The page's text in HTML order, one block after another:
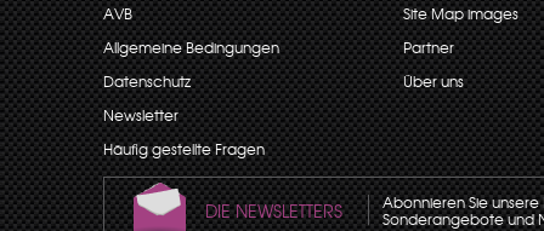
AVB
Allgemeine Bedingungen
Datenschutz
Newsletter
Häufig gestellte Fragen
Site Map images
Partner
Über uns
DIE NEWSLETTERS Abonnieren Sie
Sonderangebote und